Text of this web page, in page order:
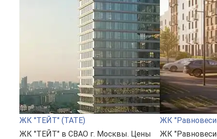
ЖК "ТЕЙТ" (TATE)
ЖК "ТЕЙТ" в СВАО г. Москвы. Цены
ЖК
ЖК